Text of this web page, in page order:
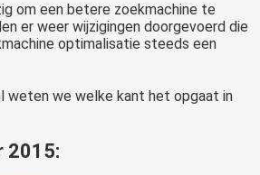
om een betere zoekmachine te
er weer wijzigingen doorgevoerd die
optimalisatie steeds een
weten we welke kant het opgaat in
2015: